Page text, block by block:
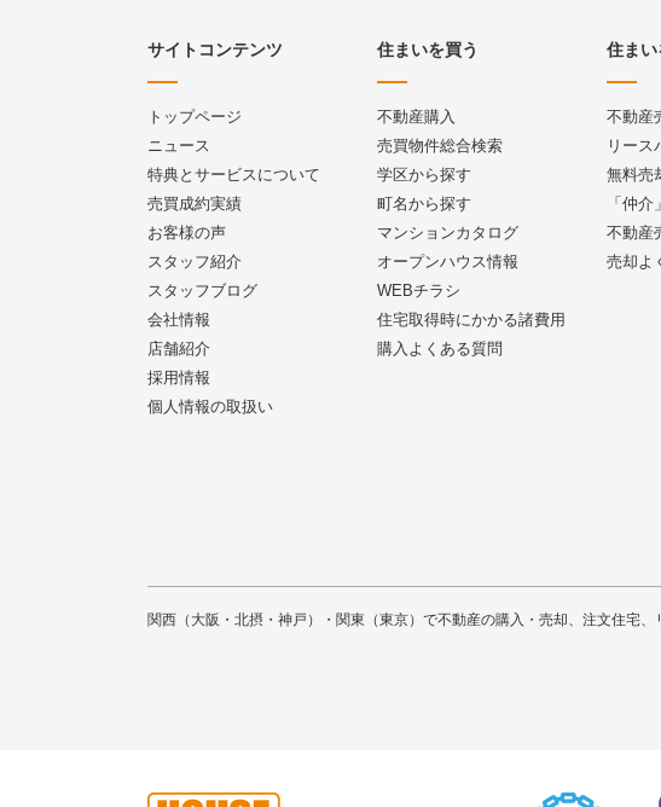
サイトコンテンツ
トップページ
ニュース
特典とサービスについて
売買成約実績
お客様の声
スタッフ紹介
スタッフブログ
会社情報
店舗紹介
採用情報
個人情報の取扱い
住まいを買う
不動産購入
売買物件総合検索
学区から探す
町名から探す
マンションカタログ
オープンハウス情報
WEBチラシ
住宅取得時にかかる諸費用
購入よくある質問
住まい
不動産
リース
無料売
「仲
不動産
売却よ
関西（大阪・北摂・神戸）・関東（東京）で不動産の購入・売却、注文住宅